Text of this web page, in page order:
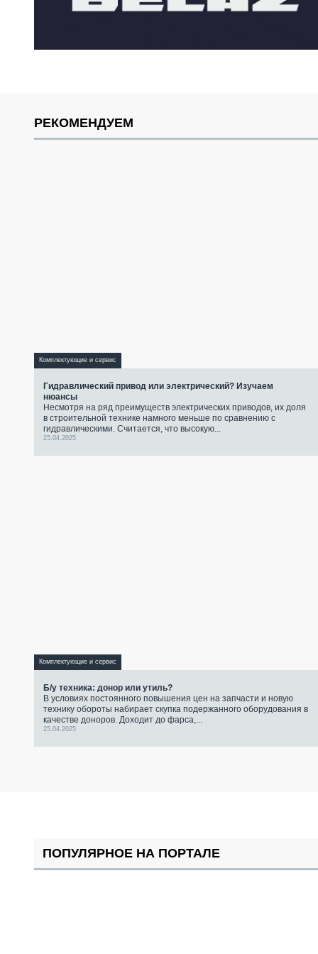
РЕКОМЕНДУЕМ
Комплектующие и сервис
Гидравлический привод или электрический? Изучаем
нюансы
Несмотря на ряд преимуществ электрических приводов, их доля
в строительной технике намного меньше по сравнению с
гидравлическими. Считается, что высокую...
25.04.2025
Комплектующие и сервис
Б/у техника: донор или утиль?
В условиях постоянного повышения цен на запчасти и новую
технику обороты набирает скупка подержанного оборудования в
качестве доноров. Доходит до фарса,...
25.04.2025
ПОПУЛЯРНОЕ НА ПОРТАЛЕ